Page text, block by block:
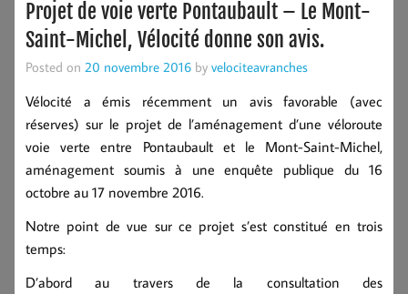
Projet de voie verte Pontaubault – Le Mont-
Saint-Michel, Vélocité donne son avis.
Posted on 20 novembre 2016 by velociteavranches
Vélocité a émis récemment un avis favorable (avec
réserves) sur le projet de l’aménagement d’une véloroute
voie verte entre Pontaubault et le Mont-Saint-Michel,
aménagement soumis à une enquête publique du 16
octobre au 17 novembre 2016.
Notre point de vue sur ce projet s’est constitué en trois
temps:
D’abord au travers de la consultation des